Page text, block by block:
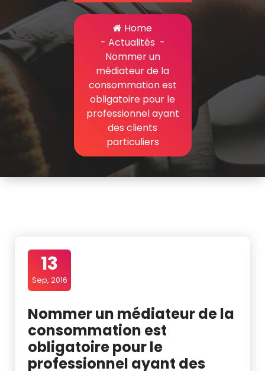
Home
- Actualités -
Nommer un
médiateur de la
consommation est
obligatoire pour le
professionnel ayant
des clients
particuliers
13
Sep, 2016
Nommer un médiateur de la
consommation est
obligatoire pour le
professionnel ayant des